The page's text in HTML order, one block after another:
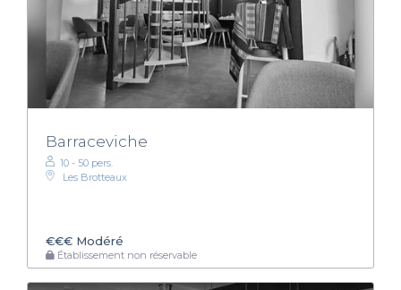
Barraceviche
10 - 50 pers.
Les Brotteaux
€€€ Modéré
Établissement non réservable